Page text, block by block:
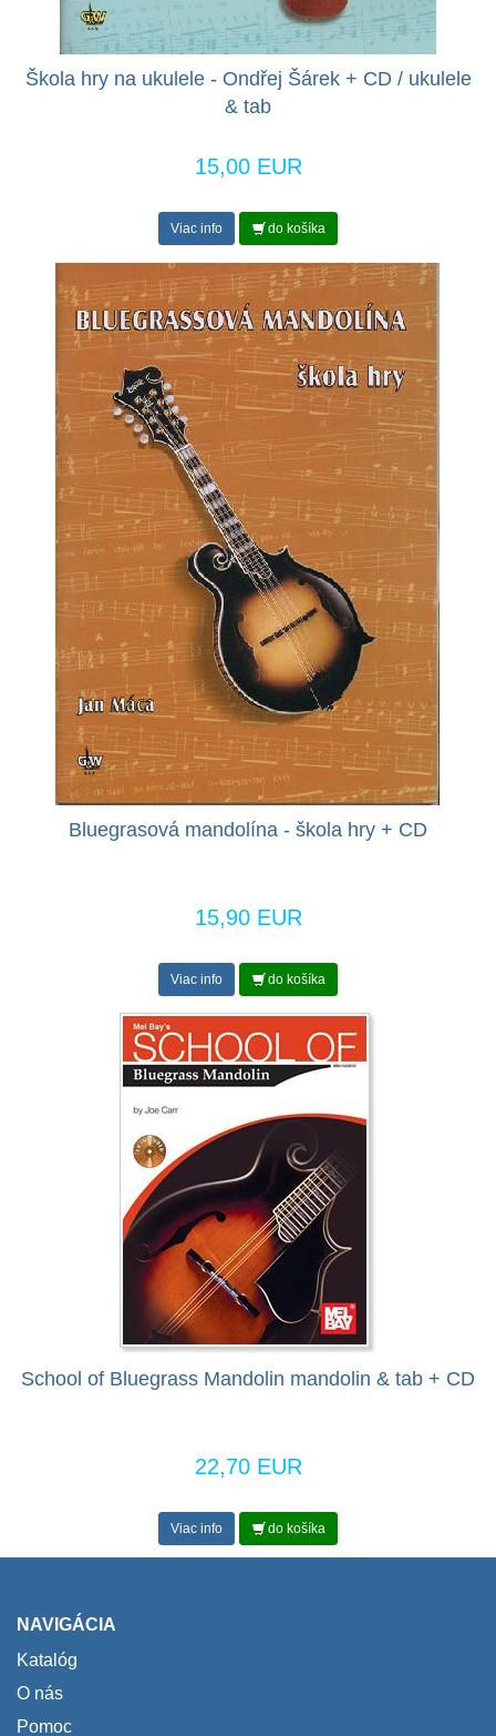
Škola hry na ukulele - Ondřej Šárek + CD / ukulele
& tab
15,00 EUR
Viac info do košíka
Bluegrasová mandolína - škola hry + CD
15,90 EUR
Viac info do košíka
School of Bluegrass Mandolin mandolin & tab + CD
22,70 EUR
Viac info do košíka
NAVIGÁCIA
Katalóg
O nás
Pomoc